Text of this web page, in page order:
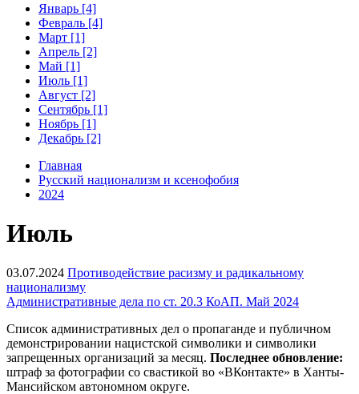
Январь [4]
Февраль [4]
Март [1]
Апрель [2]
Май [1]
Июль [1]
Август [2]
Сентябрь [1]
Ноябрь [1]
Декабрь [2]
Главная
Русский национализм и ксенофобия
2024
Июль
03.07.2024 Противодействие расизму и радикальному
национализму
Административные дела по ст. 20.3 КоАП. Май 2024
Список административных дел о пропаганде и публичном
демонстрировании нацистской символики и символики
запрещенных организаций за месяц. Последнее обновление:
штраф за фотографии со свастикой во «ВКонтакте» в Ханты-
Мансийском автономном округе.